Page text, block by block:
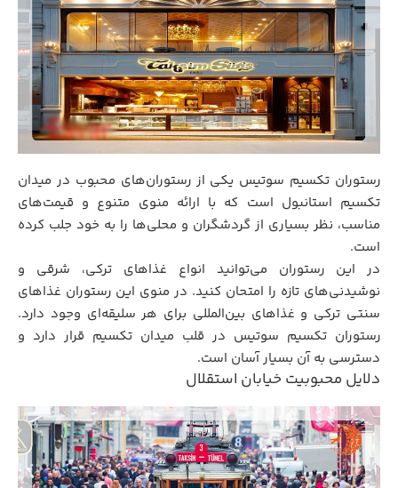
رستوران تکسیم سوتیس یکی از رستوران‌های محبوب در میدان
تکسیم استانبول است که با ارائه منوی متنوع و قیمت‌های
مناسب، نظر بسیاری از گردشگران و محلی‌ها را به خود جلب کرده
است.
در این رستوران می‌توانید انواع غذاهای ترکی، شرقی و
نوشیدنی‌های تازه را امتحان کنید. در منوی این رستوران غذاهای
سنتی ترکی و غذاهای بین‌المللی برای هر سلیقه‌ای وجود دارد.
رستوران تکسیم سوتیس در قلب میدان تکسیم قرار دارد و
دسترسی به آن بسیار آسان است.
دلایل محبوبیت خیابان استقلال